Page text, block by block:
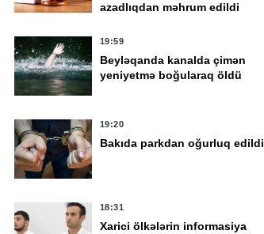
azadlıqdan məhrum edildi
19:59
Beyləqanda kanalda çimən
yeniyetmə boğularaq öldü
19:20
Bakıda parkdan oğurluq edildi
18:31
Xarici ölkələrin informasiya